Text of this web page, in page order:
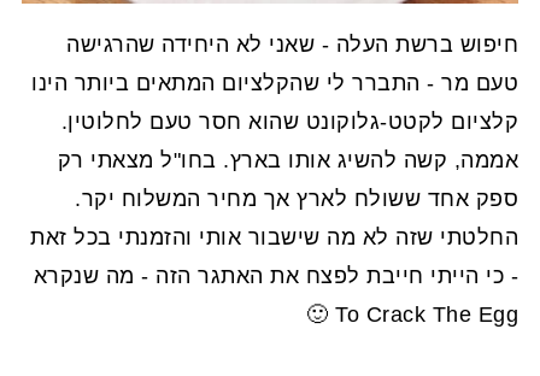
חיפוש ברשת העלה - שאני לא היחידה שהרגישה
טעם מר - התברר לי שהקלציום המתאים ביותר הינו
קלציום לקטט-גלוקונט שהוא חסר טעם לחלוטין.
אממה, קשה להשיג אותו בארץ. בחו"ל מצאתי רק
ספק אחד ששולח לארץ אך מחיר המשלוח יקר.
החלטתי שזה לא מה שישבור אותי והזמנתי בכל זאת
- כי הייתי חייבת לפצח את האתגר הזה - מה שנקרא
To Crack The Egg 🙂